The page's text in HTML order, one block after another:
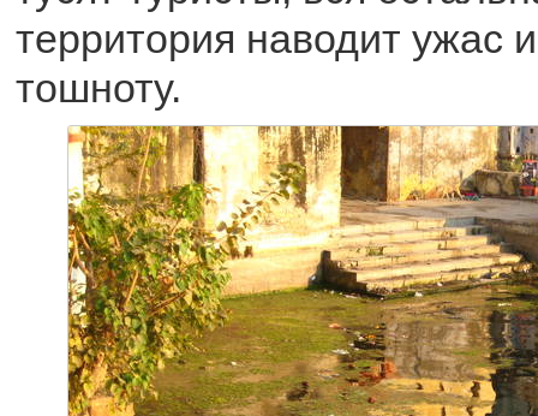
территория наводит ужас
тошноту.